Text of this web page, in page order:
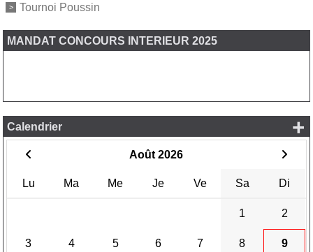
Tournoi Poussin
MANDAT CONCOURS INTERIEUR 2025
Calendrier
Août 2026
Lu Ma Me Je Ve Sa Di
1 2
3 4 5 6 7 8 9
+